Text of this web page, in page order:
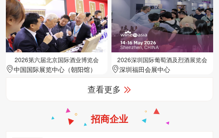
2026第六届北京国际酒业博览会
中国国际展览中心（朝阳馆）
2026深圳国际葡萄酒及烈酒展览会
深圳福田会展中心
查看更多
招商企业